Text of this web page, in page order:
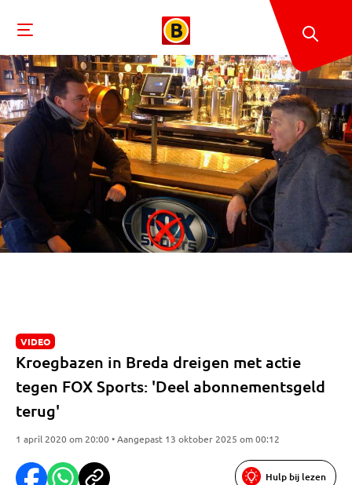
VIDEO
Kroegbazen in Breda dreigen met actie
tegen FOX Sports: 'Deel abonnementsgeld
terug'
1 april 2020 om 20:00 • Aangepast 13 oktober 2025 om 00:12
Hulp bij lezen